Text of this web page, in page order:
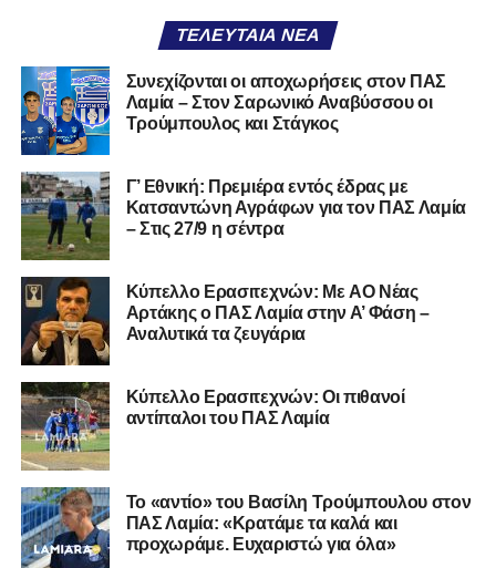
στις 26 Σεπτεμβρίου 2021.
Καλωσορίζουμε τον Βασίλη στην οικογένεια του
Σαρωνικού και του ευχόμαστε υγεία και πολλές
επιτυχίες.»
Η ανακοίνωση για τον Χρυσόστομο Στάγκο
«Ο Α.Ο. Σαρωνικός Αναβύσσου ανακοινώνει την
απόκτηση του τερματοφύλακα Χρυσόστομου Στάγκου.
Ο 24χρονος τερματοφύλακας (γεννημένος στις
27/06/2002) προέρχεται επίσης από μία γεμάτη χρονιά
στη Γ’ Εθνική με τον ΠΑΣ Λαμία. Στο παρελθόν
αγωνίστηκε στον Λεβαδειακό, ενώ πέρασε και από ομάδες
της Serie D στην Ιταλία, όπως οι Nocerina, S. Maria
Cilento και Castrovillari, έχοντας ξεκινήσει την
ποδοσφαιρική του διαδρομή από τον Απόλλωνα Σμύρνης.
Τον καλωσορίζουμε στην οικογένεια του Σαρωνικού και
ΤΕΛΕΥΤΑΊΑ ΝΈΑ
Συνεχίζονται οι αποχωρήσεις στον ΠΑΣ
Λαμία – Στον Σαρωνικό Αναβύσσου οι
Τρούμπουλος και Στάγκος
Γ’ Εθνική: Πρεμιέρα εντός έδρας με
Κατσαντώνη Αγράφων για τον ΠΑΣ Λαμία
– Στις 27/9 η σέντρα
Kύπελλο Ερασιτεχνών: Με AO Nέας
Αρτάκης ο ΠΑΣ Λαμία στην Α’ Φάση –
Αναλυτικά τα ζευγάρια
Κύπελλο Ερασιτεχνών: Οι πιθανοί
αντίπαλοι του ΠΑΣ Λαμία
Το «αντίο» του Βασίλη Τρούμπουλου στον
ΠΑΣ Λαμία: «Κρατάμε τα καλά και
προχωράμε. Ευχαριστώ για όλα»